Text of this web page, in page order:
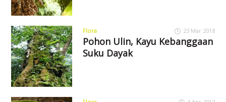
Flora 23 Mar 2018
Pohon Ulin, Kayu Kebanggaan
Suku Dayak